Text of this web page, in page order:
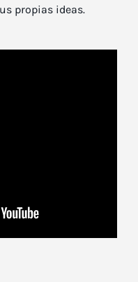
propias ideas.